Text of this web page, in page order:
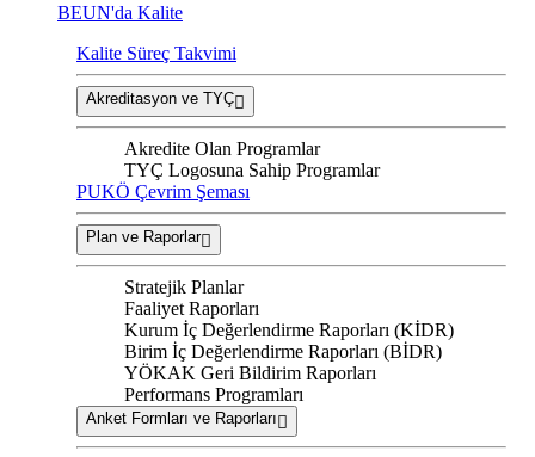
BEUN'da Kalite
Kalite Süreç Takvimi
Akreditasyon ve TYÇ
Akredite Olan Programlar
TYÇ Logosuna Sahip Programlar
PUKÖ Çevrim Şeması
Plan ve Raporlar
Stratejik Planlar
Faaliyet Raporları
Kurum İç Değerlendirme Raporları (KİDR)
Birim İç Değerlendirme Raporları (BİDR)
YÖKAK Geri Bildirim Raporları
Performans Programları
Anket Formları ve Raporları